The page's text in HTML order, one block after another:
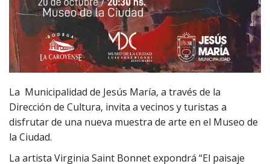
La Municipalidad de Jesús María, a través de la
Dirección de Cultura, invita a vecinos y turistas a
disfrutar de una nueva muestra de arte en el Museo de
la Ciudad.
La artista Virginia Saint Bonnet expondrá “El paisaje